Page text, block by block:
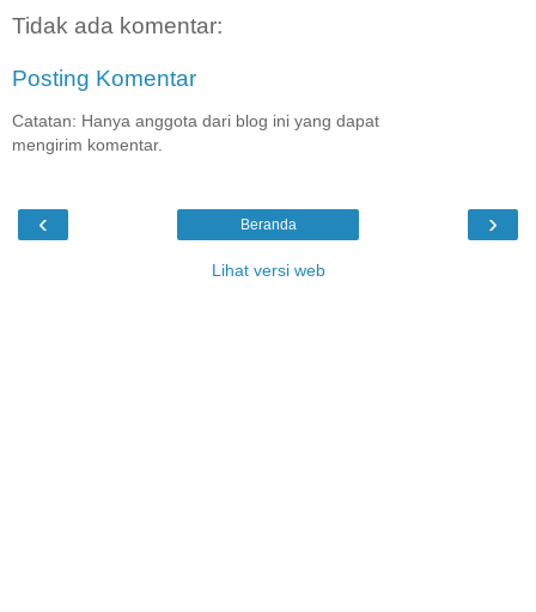
Tidak ada komentar:
Posting Komentar
Catatan: Hanya anggota dari blog ini yang dapat
mengirim komentar.
‹ ›
Beranda
Lihat versi web